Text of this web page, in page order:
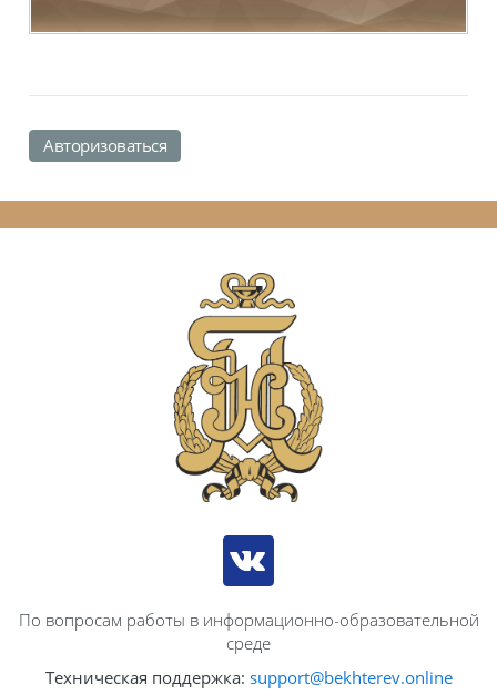
Авторизоваться
По вопросам работы в информационно-образовательной
среде
Техническая поддержка: support@bekhterev.online